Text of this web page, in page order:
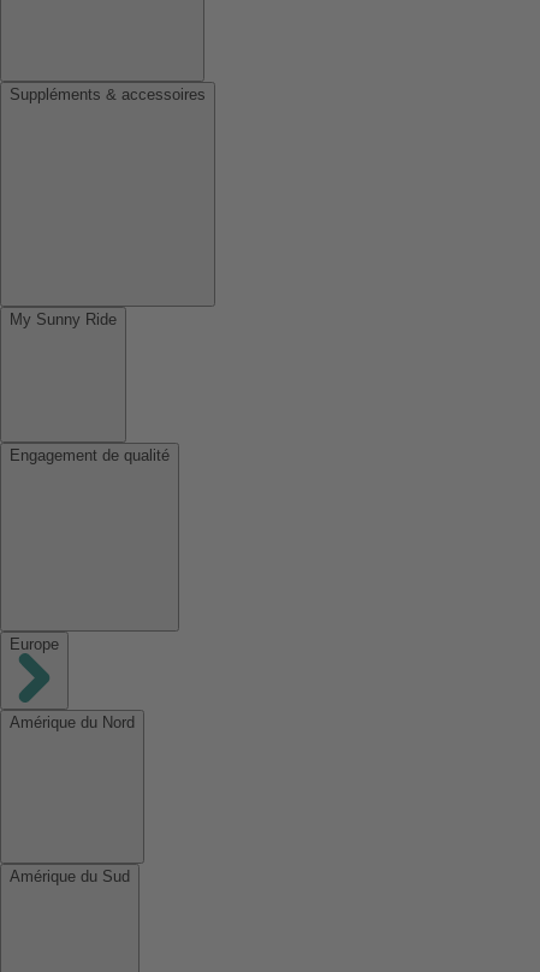
Suppléments & accessoires
My Sunny Ride
Engagement de qualité
Europe
Amérique du Nord
Amérique du Sud